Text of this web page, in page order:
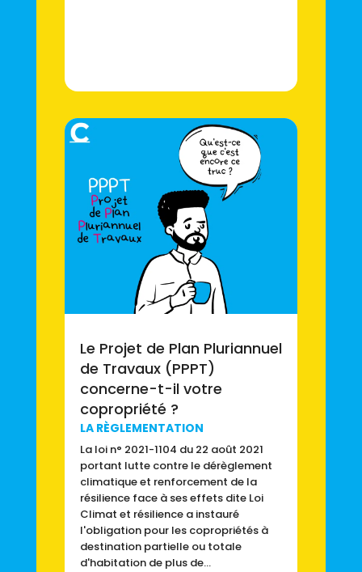
Le Projet de Plan Pluriannuel
de Travaux (PPPT)
concerne-t-il votre
copropriété ?
LA RÈGLEMENTATION
La loi n° 2021-1104 du 22 août 2021
portant lutte contre le dérèglement
climatique et renforcement de la
résilience face à ses effets dite Loi
Climat et résilience a instauré
l'obligation pour les copropriétés à
destination partielle ou totale
d'habitation de plus de...